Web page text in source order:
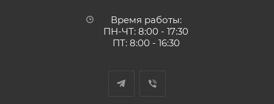
Время работы:
ПН-ЧТ: 8:00 - 17:30
ПТ: 8:00 - 16:30